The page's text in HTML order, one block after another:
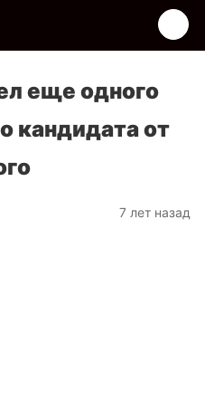
еще одного
кандидата от
7 лет назад